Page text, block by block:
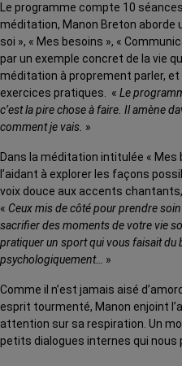
Le programme compte 10
méditation, Manon Breton aborde
soi », « Mes besoins », «
par un exemple concret de la vie
méditation à proprement parler,
exercices pratiques. « Le
c’est la pire chose à faire. Il amène
comment je vais. »
Dans la méditation intitulée « Mes
l’aidant à explorer les façons
voix douce aux accents
« Ceux mis de côté pour prendre
sacrifier des moments de votre vie
pratiquer un sport qui vous faisait du
psychologiquement… »
Comme il n’est jamais aisé
esprit tourmenté, Manon enjoint
attention sur sa respiration. Un
petits dialogues internes qui nous